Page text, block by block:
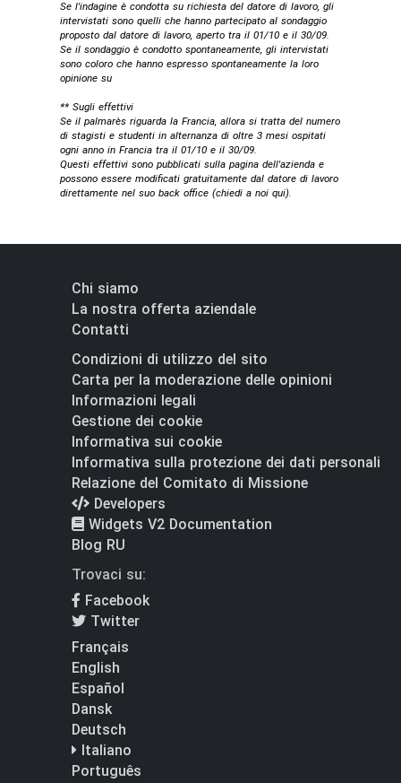
Se l'indagine è condotta su richiesta del datore di lavoro, gli
intervistati sono quelli che hanno partecipato al sondaggio
proposto dal datore di lavoro, aperto tra il 01/10 e il 30/09.
Se il sondaggio è condotto spontaneamente, gli intervistati
sono coloro che hanno espresso spontaneamente la loro
opinione su
** Sugli effettivi
Se il palmarès riguarda la Francia, allora si tratta del numero
di stagisti e studenti in alternanza di oltre 3 mesi ospitati
ogni anno in Francia tra il 01/10 e il 30/09.
Questi effettivi sono pubblicati sulla pagina dell'azienda e
possono essere modificati gratuitamente dal datore di lavoro
direttamente nel suo back office (chiedi a noi qui).
Chi siamo
La nostra offerta aziendale
Contatti
Condizioni di utilizzo del sito
Carta per la moderazione delle opinioni
Informazioni legali
Gestione dei cookie
Informativa sui cookie
Informativa sulla protezione dei dati personali
Relazione del Comitato di Missione
Developers
Widgets V2 Documentation
Blog RU
Trovaci su:
Facebook
Twitter
Français
English
Español
Dansk
Deutsch
Italiano
Português